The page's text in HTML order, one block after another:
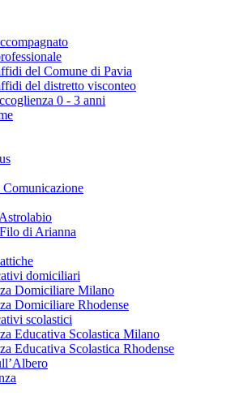
del Comune di Pavia
del distretto visconteo
0 - 3 anni
Comunicazione
di Arianna
domiciliari
Domiciliare Milano
Domiciliare Rhodense
scolastici
Educativa Scolastica Milano
Educativa Scolastica Rhodense